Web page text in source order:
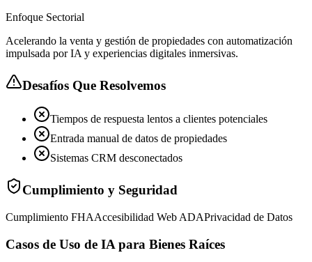
Enfoque Sectorial
Acelerando la venta y gestión de propiedades con automatización
impulsada por IA y experiencias digitales inmersivas.
Desafíos Que Resolvemos
Tiempos de respuesta lentos a clientes potenciales
Entrada manual de datos de propiedades
Sistemas CRM desconectados
Cumplimiento y Seguridad
Cumplimiento FHAAccesibilidad Web ADAPrivacidad de Datos
Casos de Uso de IA para Bienes Raíces